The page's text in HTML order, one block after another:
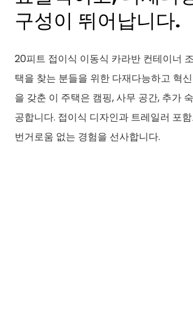
구성이 뛰어납니다.
20피트 접이식 이동식 카라반 컨테이너
택을 찾는 분들을 위한 다재다능하고 혁
을 갖춘 이 주택은 캠핑, 사무 공간, 추가
공합니다. 접이식 디자인과 트레일러 포
번거로움 없는 경험을 선사합니다.